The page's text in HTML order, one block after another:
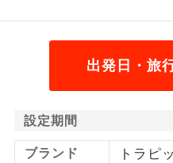
出発日・旅
設定期間
ブランド トラピ
す。
です。
画にと